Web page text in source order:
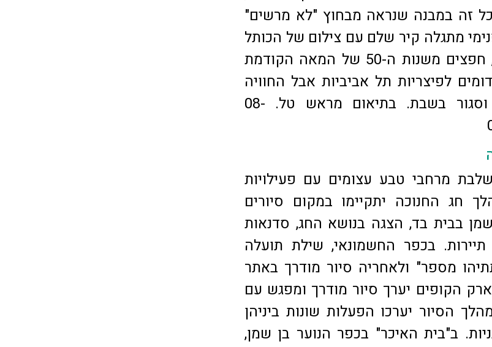
זה במבנה שנראה מבחוץ "לא מרשים"
מתגלה קיר שלם עם צילום של הכותל
המערבי, ריהוט אקלקטי, חפצים משנות ה-50 של המאה הקודמת
לפיצריות תל אביביות אבל החוויה
היא חד פעמית. כשר וסגור בשבת. בתיאום מראש טל. 08-
מרחבי טבע עצומים עם פעילויות
חג החנוכה יתקיימו במקום סיורים
בבית בד, הצגה בנושא החג, סדנאות
תיירות. בכפר החשמונאי, שילת תועלה
מספר" ולאחריה סיור מודרך באתר
הקופים יערך סיור מודרך ומפגש עם
הסיור יערכו הפעלות שונות ביניהן
ב"בית האיכר" בכפר הנוער בן שמן,